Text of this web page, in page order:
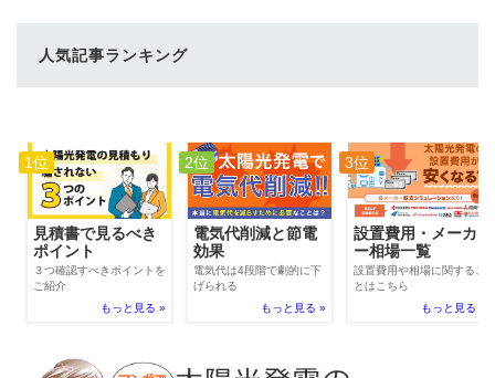
人気記事ランキング
1位
見積書で見るべき
ポイント
３つ確認すべきポイントを
ご紹介
もっと見る »
2位
電気代削減と節電
効果
電気代は4段階で劇的に下
げられる
もっと見る »
3位
設置費用・メーカ
ー相場一覧
設置費用や相場に関するこ
とはこちら
もっと見る »